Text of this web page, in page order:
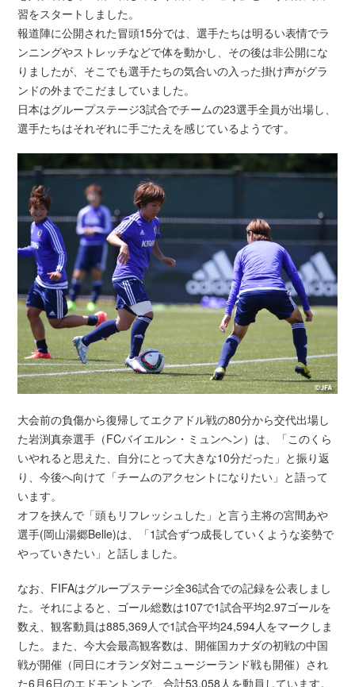
習をスタートしました。
報道陣に公開された冒頭15分では、選手たちは明るい表情でラ
ンニングやストレッチなどで体を動かし、その後は非公開にな
りましたが、そこでも選手たちの気合いの入った掛け声がグラ
ンドの外までこだましていました。
日本はグループステージ3試合でチームの23選手全員が出場し、
選手たちはそれぞれに手ごたえを感じているようです。
大会前の負傷から復帰してエクアドル戦の80分から交代出場し
た岩渕真奈選手（FCバイエルン・ミュンヘン）は、「このくら
いやれると思えた、自分にとって大きな10分だった」と振り返
り、今後へ向けて「チームのアクセントになりたい」と語って
います。
オフを挟んで「頭もリフレッシュした」と言う主将の宮間あや
選手(岡山湯郷Belle)は、「1試合ずつ成長していくような姿勢で
やっていきたい」と話しました。
なお、FIFAはグループステージ全36試合での記録を公表しまし
た。それによると、ゴール総数は107で1試合平均2.97ゴールを
数え、観客動員は885,369人で1試合平均24,594人をマークしま
した。また、今大会最高観客数は、開催国カナダの初戦の中国
戦が開催（同日にオランダ対ニュージーランド戦も開催）され
た6月6日のエドモントンで、合計53,058人を動員しています。